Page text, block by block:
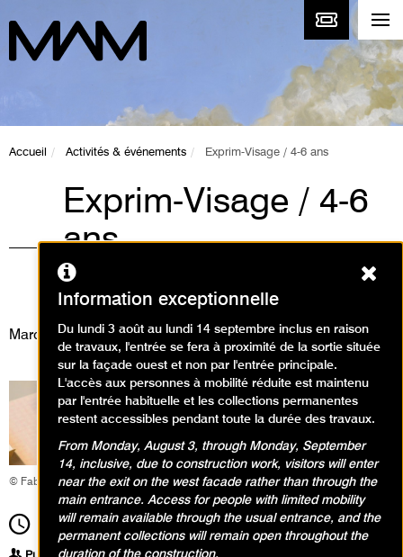
Accueil Activités & événements Exprim-Visage / 4-6 ans
Exprim-Visage / 4-6
ans
Ateliers, Animations / Atelier arts
plastiques
Mardi 23 décembre 2025
© Fabrice Gaboriau
11h00 Durée1h30
Information exceptionnelle
Du lundi 3 août au lundi 14 septembre inclus en raison
de travaux, l'entrée se fera à proximité de la sortie située
sur la façade ouest et non par l'entrée principale.
L'accès aux personnes à mobilité réduite est maintenu
par l'entrée habituelle et les collections permanentes
restent accessibles pendant toute la durée des travaux.
From Monday, August 3, through Monday, September
14, inclusive, due to construction work, visitors will enter
near the exit on the west facade rather than through the
main entrance. Access for people with limited mobility
will remain available through the usual entrance, and the
permanent collections will remain open throughout the
duration of the construction.